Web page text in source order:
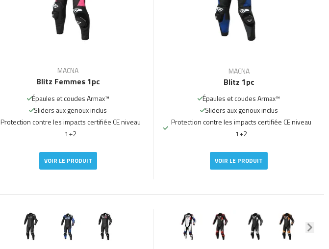
MACNA
Blitz Femmes 1pc
Épaules et coudes Armax™
Sliders aux genoux inclus
Protection contre les impacts certifiée CE niveau
1+2
VOIR LE PRODUIT
MACNA
Blitz 1pc
Épaules et coudes Armax™
Sliders aux genoux inclus
Protection contre les impacts certifiée CE niveau
1+2
VOIR LE PRODUIT